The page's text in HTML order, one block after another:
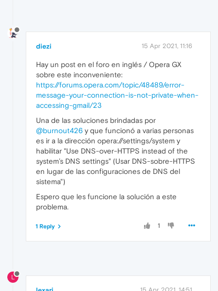
diezi 15 Apr 2021, 11:16
Hay un post en el foro en inglés / Opera GX
sobre este inconveniente:
https://forums.opera.com/topic/48489/error-
message-your-connection-is-not-private-when-
accessing-gmail/23
Una de las soluciones brindadas por
@burnout426 y que funcionó a varias personas
es ir a la dirección opera://settings/system y
habilitar "Use DNS-over-HTTPS instead of the
system’s DNS settings" (Usar DNS-sobre-HTTPS
en lugar de las configuraciones de DNS del
sistema")
Espero que les funcione la solución a este
problema.
1
1 Reply
L